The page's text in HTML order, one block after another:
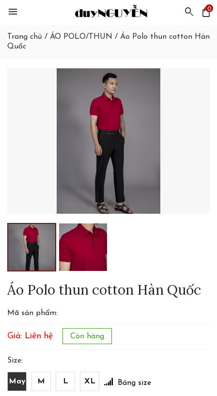
menu search shopping_bag
0
Trang chủ / ÁO POLO/THUN / Áo Polo thun cotton Hàn
Quốc
Áo Polo thun cotton Hàn Quốc
Mã sản phẩm:
Giá: Liên hệ Còn hàng
Size:
May M L XL Bảng size